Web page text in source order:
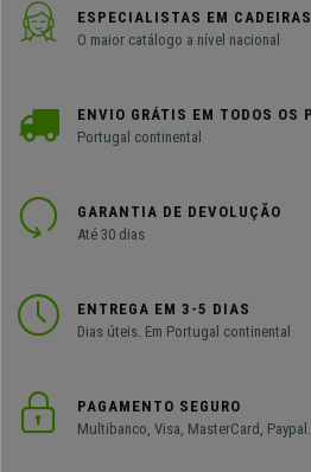
ESPECIALISTAS EM
O maior catálogo a nível nacional
ENVIO GRÁTIS EM TODOS OS
Portugal continental
GARANTIA DE DEVOLUÇÃO
Até 30 dias
ENTREGA EM 3-5 DIAS
Dias úteis. Em Portugal continental
PAGAMENTO SEGURO
Multibanco, Visa, MasterCard,